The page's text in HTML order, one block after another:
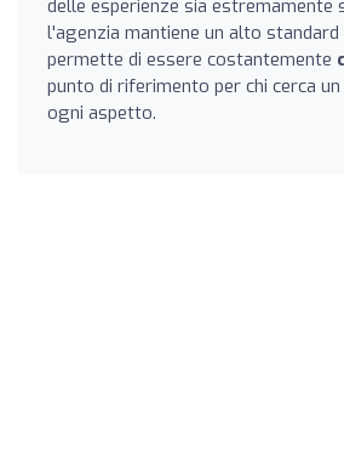
delle esperienze sia estremamente
l'agenzia mantiene un alto
permette di essere costantemente
punto di riferimento per chi cerca
ogni aspetto.